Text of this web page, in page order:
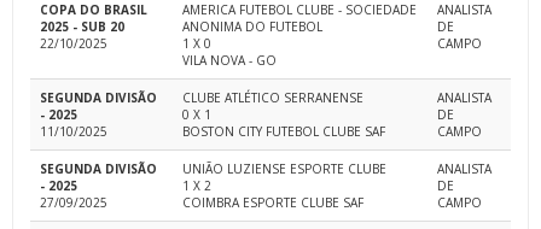
COPA DO BRASIL
2025 - SUB 20
22/10/2025
AMERICA FUTEBOL CLUBE - SOCIEDADE
ANONIMA DO FUTEBOL
1 X 0
VILA NOVA - GO
ANALISTA
DE
CAMPO
SEGUNDA DIVISÃO
- 2025
11/10/2025
CLUBE ATLÉTICO SERRANENSE
0 X 1
BOSTON CITY FUTEBOL CLUBE SAF
ANALISTA
DE
CAMPO
SEGUNDA DIVISÃO
- 2025
27/09/2025
UNIÃO LUZIENSE ESPORTE CLUBE
1 X 2
COIMBRA ESPORTE CLUBE SAF
ANALISTA
DE
CAMPO